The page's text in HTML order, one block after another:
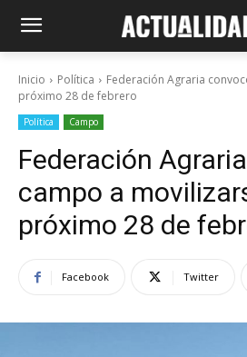
Inicio Política
Federación Agraria
próximo 28 de febrero
Política Campo
Federación
campo a
próximo 28 de
Facebook Twitter